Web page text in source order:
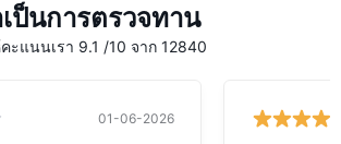
เป็นการตรวจทาน
ะแนนเรา 9.1 /10 จาก 12840
01-06-2026